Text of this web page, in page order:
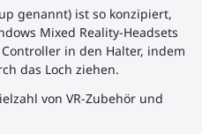
genannt) ist so konzipiert,
Mixed Reality-Headsets
in den Halter, indem
das Loch ziehen.
von VR-Zubehörund